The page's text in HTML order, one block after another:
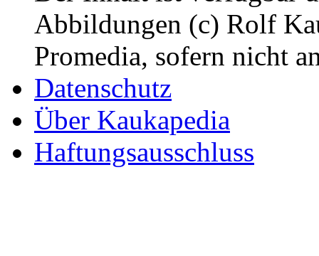
Abbildungen (c) Rolf
Promedia, sofern nicht
Datenschutz
Über Kaukapedia
Haftungsausschluss